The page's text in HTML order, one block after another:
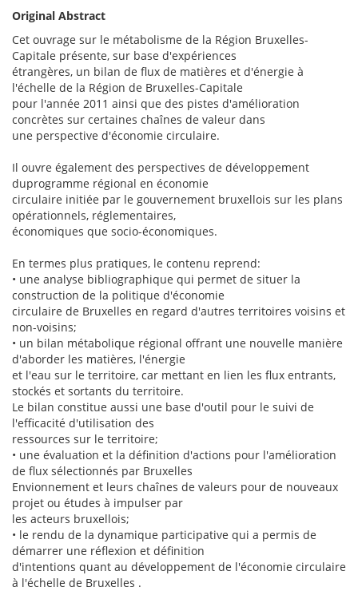
Original Abstract
Cet ouvrage sur le métabolisme de la Région Bruxelles-
Capitale présente, sur base d'expériences
étrangères, un bilan de flux de matières et d'énergie à
l'échelle de la Région de Bruxelles-Capitale
pour l'année 2011 ainsi que des pistes d'amélioration
concrètes sur certaines chaînes de valeur dans
une perspective d'économie circulaire.
Il ouvre également des perspectives de développement
duprogramme régional en économie
circulaire initiée par le gouvernement bruxellois sur les plans
opérationnels, réglementaires,
économiques que socio-économiques.
En termes plus pratiques, le contenu reprend:
• une analyse bibliographique qui permet de situer la
construction de la politique d'économie
circulaire de Bruxelles en regard d'autres territoires voisins et
non-voisins;
• un bilan métabolique régional offrant une nouvelle manière
d'aborder les matières, l'énergie
et l'eau sur le territoire, car mettant en lien les flux entrants,
stockés et sortants du territoire.
Le bilan constitue aussi une base d'outil pour le suivi de
l'efficacité d'utilisation des
ressources sur le territoire;
• une évaluation et la définition d'actions pour l'amélioration
de flux sélectionnés par Bruxelles
Envionnement et leurs chaînes de valeurs pour de nouveaux
projet ou études à impulser par
les acteurs bruxellois;
• le rendu de la dynamique participative qui a permis de
démarrer une réflexion et définition
d'intentions quant au développement de l'économie circulaire
à l'échelle de Bruxelles .